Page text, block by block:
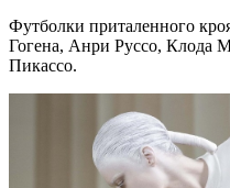
Футболки приталенного
Гогена, Анри Руссо, Клода
Пикассо.